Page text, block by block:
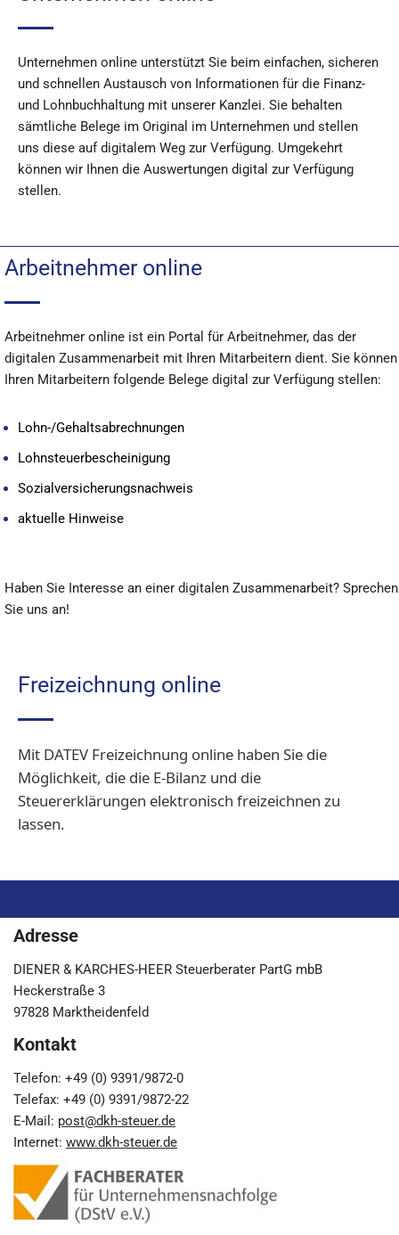
Unternehmen online unterstützt Sie beim einfachen, sicheren
und schnellen Austausch von Informationen für die Finanz-
und Lohnbuchhaltung mit unserer Kanzlei. Sie behalten
sämtliche Belege im Original im Unternehmen und stellen
uns diese auf digitalem Weg zur Verfügung. Umgekehrt
können wir Ihnen die Auswertungen digital zur Verfügung
stellen.
Arbeitnehmer online
Arbeitnehmer online ist ein Portal für Arbeitnehmer, das der
digitalen Zusammenarbeit mit Ihren Mitarbeitern dient. Sie können
Ihren Mitarbeitern folgende Belege digital zur Verfügung stellen:
Lohn-/Gehaltsabrechnungen
Lohnsteuerbescheinigung
Sozialversicherungsnachweis
aktuelle Hinweise
Haben Sie Interesse an einer digitalen Zusammenarbeit? Sprechen
Sie uns an!
Freizeichnung online
Mit DATEV Freizeichnung online haben Sie die
Möglichkeit, die die E-Bilanz und die
Steuererklärungen elektronisch freizeichnen zu
lassen.
Adresse
DIENER & KARCHES-HEER Steuerberater PartG mbB
Heckerstraße 3
97828 Marktheidenfeld
Kontakt
Telefon: +49 (0) 9391/9872-0
Telefax: +49 (0) 9391/9872-22
E-Mail: post@dkh-steuer.de
Internet: www.dkh-steuer.de